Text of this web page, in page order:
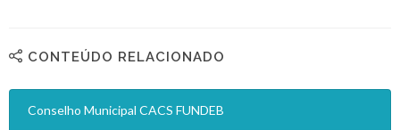
CONTEÚDO RELACIONADO
Conselho Municipal CACS FUNDEB